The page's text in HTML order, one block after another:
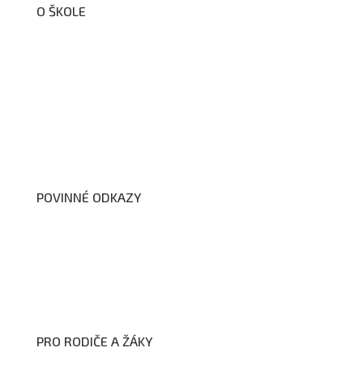
O ŠKOLE
POVINNÉ ODKAZY
PRO RODIČE A ŽÁKY